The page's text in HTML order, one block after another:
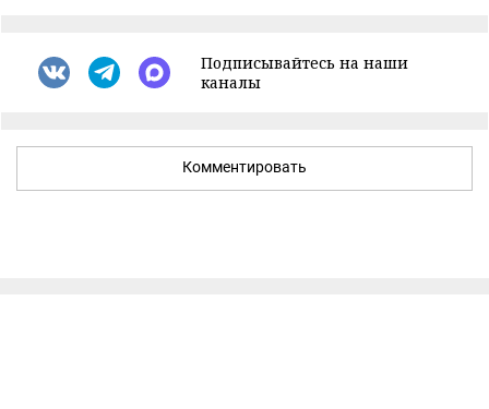
Подписывайтесь на наши
каналы
Комментировать